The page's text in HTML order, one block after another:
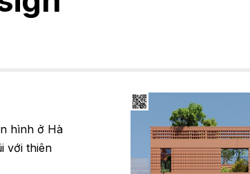
hình ở Hà
với thiên